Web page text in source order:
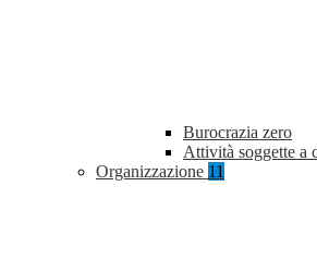
Burocrazia zero
Attività soggette a
Organizzazione 11